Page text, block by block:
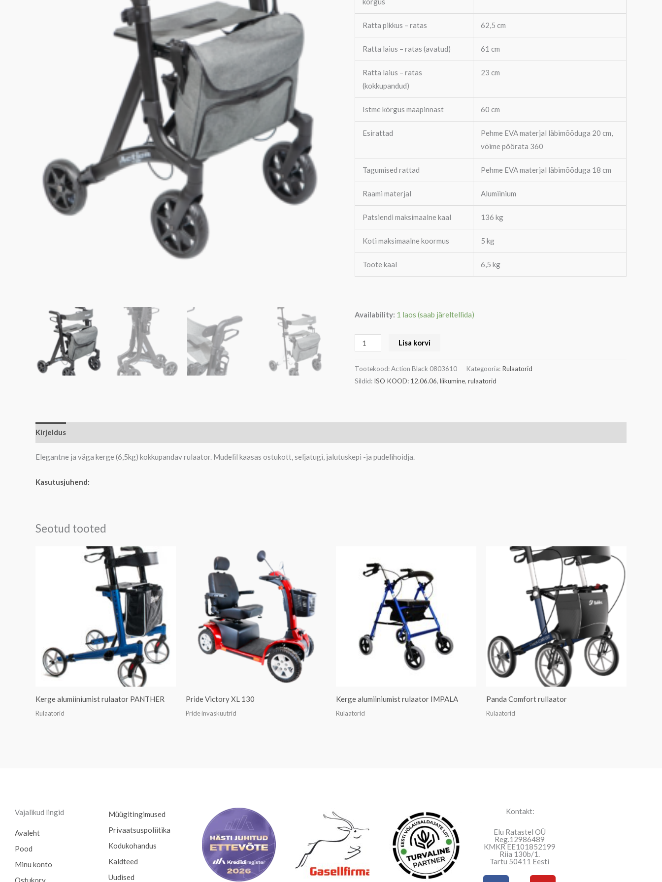
Ratta pikkus – ratas 62,5 cm
Ratta laius – ratas (avatud) 61 cm
Ratta laius – ratas
(kokkupandud)
23 cm
Istme kõrgus maapinnast 60 cm
Esirattad
Pehme EVA materjal läbimõõduga 20 cm,
võime pöörata 360
Tagumised rattad Pehme EVA materjal läbimõõduga 18 cm
Raami materjal Alumiinium
Patsiendi maksimaalne kaal 136 kg
Koti maksimaalne koormus 5 kg
Toote kaal 6,5 kg
Availability: 1 laos (saab järeltellida)
Lisa korvi
Tootekood:Action Black 0803610 Kategooria: Rulaatorid
Sildid: ISO KOOD: 12.06.06, liikumine, rulaatorid
Kirjeldus
Elegantne ja väga kerge (6,5kg) kokkupandav rulaator. Mudelil kaasas ostukott, seljatugi, jalutuskepi -ja pudelihoidja.
Kasutusjuhend:
Seotud tooted
Kerge alumiiniumist rulaator PANTHER
Rulaatorid
Pride Victory XL 130
Pride invaskuutrid
Kerge alumiiniumist rulaator IMPALA
Rulaatorid
Panda Comfort rullaator
Rulaatorid
Vajalikud lingid
Avaleht
Pood
Minu konto
Ostukorv
Müügitingimused
Privaatsuspoliitika
Kodukohandus
Kaldteed
Uudised
Kontakt:
Elu Ratastel OÜ
Reg.12986489
KMKR EE101852199
Riia 130b/1.
Tartu 50411 Eesti